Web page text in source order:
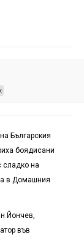
Българския
боядисани
сладко на
в Домашния
Йончев,
във